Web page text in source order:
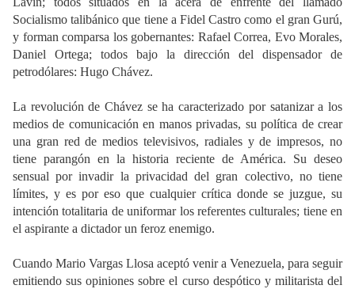
Socialismo talibánico que tiene a Fidel Castro como el gran Gurú,
y forman comparsa los gobernantes: Rafael Correa, Evo Morales,
Daniel Ortega; todos bajo la dirección del dispensador de
petrodólares: Hugo Chávez.
La revolución de Chávez se ha caracterizado por satanizar a los
medios de comunicación en manos privadas, su política de crear
una gran red de medios televisivos, radiales y de impresos, no
tiene parangón en la historia reciente de América. Su deseo
sensual por invadir la privacidad del gran colectivo, no tiene
límites, y es por eso que cualquier crítica donde se juzgue, su
intención totalitaria de uniformar los referentes culturales; tiene en
el aspirante a dictador un feroz enemigo.
Cuando Mario Vargas Llosa aceptó venir a Venezuela, para seguir
emitiendo sus opiniones sobre el curso despótico y militarista del